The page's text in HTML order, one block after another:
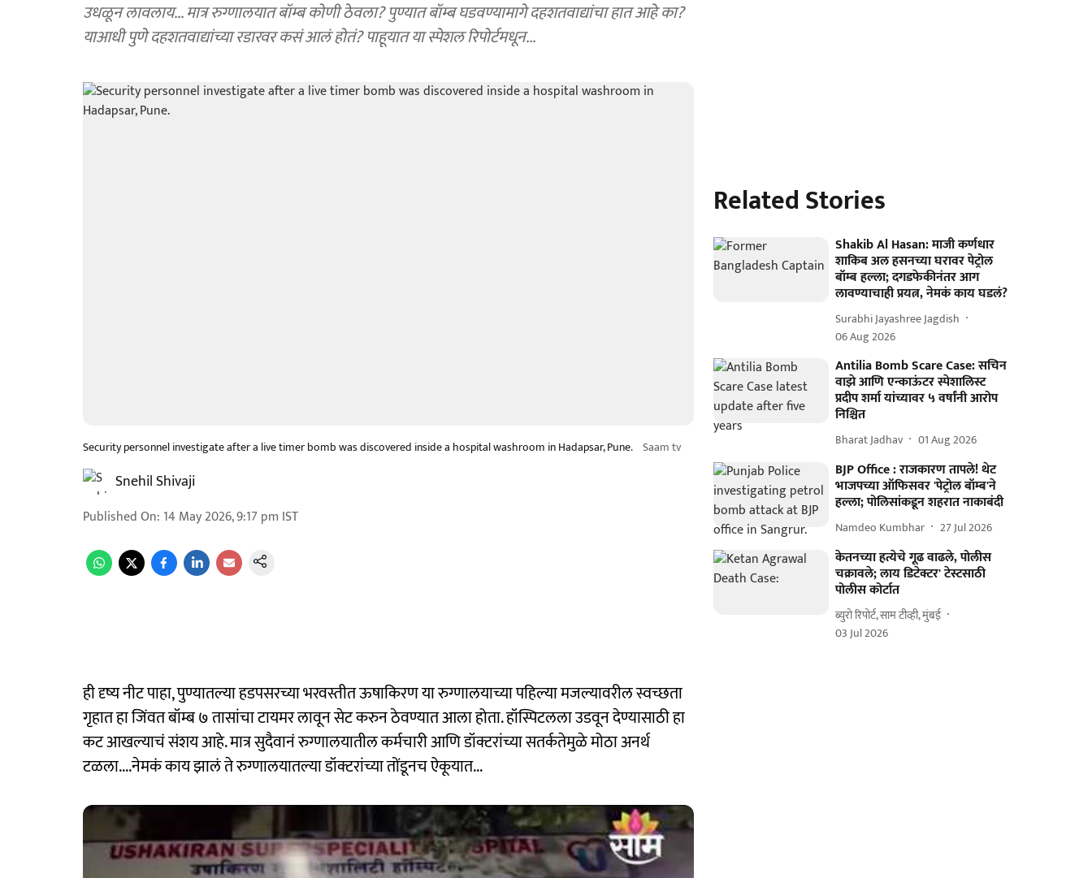
उधळून लावलाय... मात्र रुग्णालयात बॉम्ब कोणी ठेवला? पुण्यात बॉम्ब घडवण्यामागे दहशतवाद्यांचा हात आहे का?
याआधी पुणे दहशतवाद्यांच्या रडारवर कसं आलं होतं? पाहूयात या स्पेशल रिपोर्टमधून...
Security personnel investigate after a live timer bomb was discovered inside a hospital washroom in Hadapsar, Pune. Saam tv
Snehil Shivaji
Published On: 14 May 2026, 9:17 pm IST
ही दृष्य नीट पाहा, पुण्यातल्या हडपसरच्या भरवस्तीत ऊषाकिरण या रुग्णालयाच्या पहिल्या मजल्यावरील स्वच्छता
गृहात हा जिंवत बॉम्ब ७ तासांचा टायमर लावून सेट करुन ठेवण्यात आला होता. हॉस्पिटलला उडवून देण्यासाठी हा
कट आखल्याचं संशय आहे. मात्र सुदैवानं रुग्णालयातील कर्मचारी आणि डॉक्टरांच्या सतर्कतेमुळे मोठा अनर्थ
टळला....नेमकं काय झालं ते रुग्णालयातल्या डॉक्टरांच्या तोंडूनच ऐकूयात...
Related Stories
Shakib Al Hasan: माजी कर्णधार
शाकिब अल हसनच्या घरावर पेट्रोल
बॉम्ब हल्ला; दगडफेकीनंतर आग
लावण्याचाही प्रयत्न, नेमकं काय घडलं?
Surabhi Jayashree Jagdish
06 Aug 2026
Antilia Bomb Scare Case: सचिन
वाझे आणि एन्काऊंटर स्पेशालिस्ट
प्रदीप शर्मा यांच्यावर ५ वर्षांनी आरोप
निश्चित
Bharat Jadhav 01 Aug 2026
BJP Office : राजकारण तापले! थेट
भाजपच्या ऑफिसवर 'पेट्रोल बॉम्ब'ने
हल्ला; पोलिसांकडून शहरात नाकाबंदी
Namdeo Kumbhar 27 Jul 2026
केतनच्या हत्येचे गूढ वाढले, पोलीस
चक्रावले; लाय डिटेक्टर' टेस्टसाठी
पोलीस कोर्टात
ब्युरो रिपोर्ट, साम टीव्ही, मुंबई
03 Jul 2026